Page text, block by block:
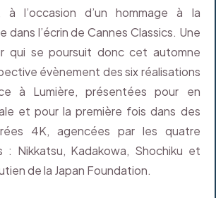
à l’occasion d’un hommage à la
dans l’écrin de Cannes Classics. Une
qui se poursuit donc cet automne
évènement des six réalisations
à Lumière, présentées pour en
et pour la première fois dans des
4K, agencées par les quatre
: Nikkatsu, Kadakowa, Shochiku et
de la Japan Foundation.